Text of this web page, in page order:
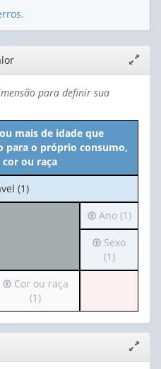
janela
para definir sua
mais de idade que
para o próprio consumo,
ou raça
(1)
Irá
para
cabeçalho
(possui
valor):
Ano (1)
Irá
para
o
apenas
1
Sexo
(1)
Irá
o
cabeçalho
Cor ou raça
(1)
janela